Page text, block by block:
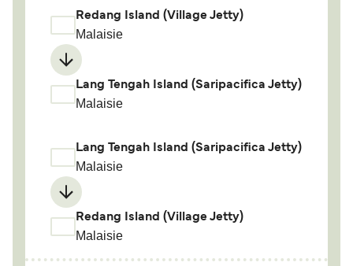
Redang Island (Village Jetty)
Malaisie
Lang Tengah Island (Saripacifica Jetty)
Malaisie
Lang Tengah Island (Saripacifica Jetty)
Malaisie
Redang Island (Village Jetty)
Malaisie